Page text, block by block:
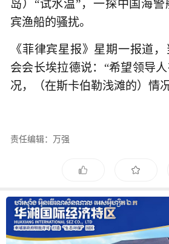
岛）“试水温”，一探中国海
宾渔船的骚扰。
《菲律宾星报》星期一报道
会会长埃拉德说：“希望领导
况，（在斯卡伯勒浅滩的）情
责任编辑：万强